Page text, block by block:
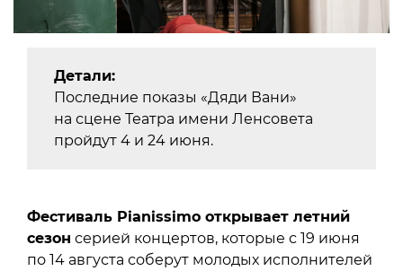
Детали:
Последние показы «Дяди Вани»
на сцене Театра имени Ленсовета
пройдут 4 и 24 июня.
Фестиваль Pianissimo открывает летний
сезон серией концертов, которые с 19 июня
по 14 августа соберут молодых исполнителей